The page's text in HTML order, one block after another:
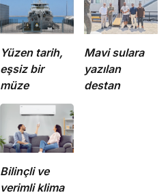
Yüzen tarih,
eşsiz bir
müze
Mavi sulara
yazılan
destan
Bilinçli ve
verimli klima